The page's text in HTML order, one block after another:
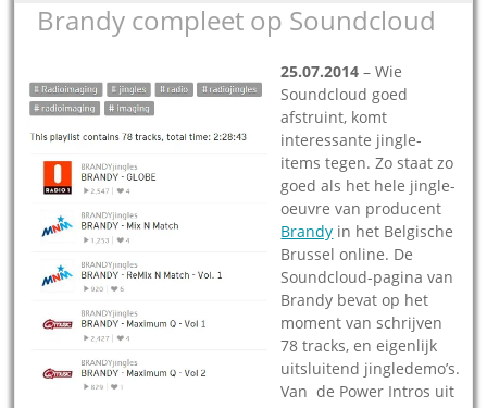
Brandy compleet op Soundcloud
25.07.2014 – Wie
Soundcloud goed
afstruint, komt
interessante jingle-
items tegen. Zo staat zo
goed als het hele jingle-
oeuvre van producent
Brandy in het Belgische
Brussel online. De
Soundcloud-pagina van
Brandy bevat op het
moment van schrijven
78 tracks, en eigenlijk
uitsluitend jingledemo’s.
Van de Power Intros uit